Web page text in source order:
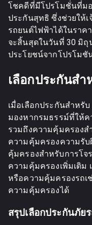
โชคดีที่มีโปรโมชั่นที่มอ
ประกันสุทธิ ซึ่งช่วยให้เ
รถยนต์ไฟฟ้าได้ในราค
จะสิ้นสุดในวันที่ 30 มิถุ
ประโยชน์จากโปรโม
เลือกประกันสำ
เมื่อเลือกประกันสำหรั
มองหากรมธรรม์ที่ให้
รวมถึงความคุ้มครอง
ความคุ้มครองความรั
คุ้มครองสำหรับการโจ
ความคุ้มครองเพิ่มเติม
หรือความคุ้มครองรถเ
ความคุ้มครองได้
สรุปเลือกประกันภัย